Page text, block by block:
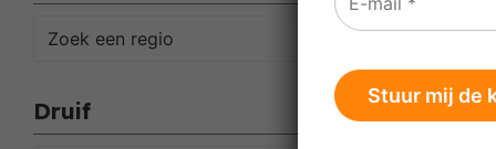
Zoek een regio
Druif